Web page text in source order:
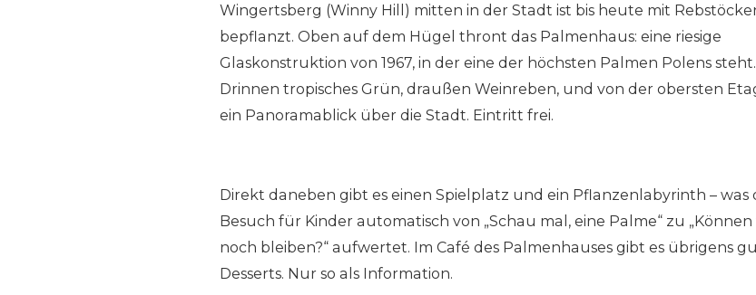
Wingertsberg (Winny Hill) mitten in der Stadt ist bis heute mit
bepflanzt. Oben auf dem Hügel thront das Palmenhaus: eine riesige
Glaskonstruktion von 1967, in der eine der höchsten Palmen Polens steht.
Drinnen tropisches Grün, draußen Weinreben, und von der obersten
ein Panoramablick über die Stadt. Eintritt frei.
Direkt daneben gibt es einen Spielplatz und ein Pflanzenlabyrinth – was
Besuch für Kinder automatisch von „Schau mal, eine Palme“ zu „Können
noch bleiben?“ aufwertet. Im Café des Palmenhauses gibt es übrigens
Desserts. Nur so als Information.